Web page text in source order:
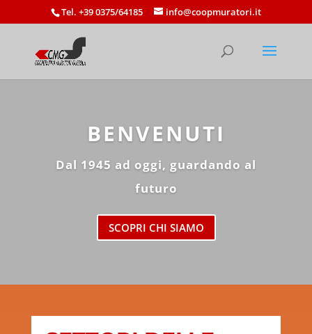
Tel. +39 0375/64185 info@coopmuratori.it
BENVENUTI
Dal 1945 ad oggi, guardando al
futuro
SCOPRI CHI SIAMO